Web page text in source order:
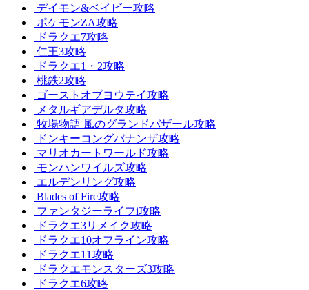
デイモン&ベイビー攻略
ポケモンZA攻略
ドラクエ7攻略
仁王3攻略
ドラクエ1・2攻略
桃鉄2攻略
ゴーストオブヨウテイ攻略
メタルギアデルタ攻略
牧場物語 風のグランドバザール攻略
ドンキーコングバナンザ攻略
マリオカートワールド攻略
モンハンワイルズ攻略
エルデンリング攻略
Blades of Fire攻略
ファンタジーライフi攻略
ドラクエ3リメイク攻略
ドラクエ10オフライン攻略
ドラクエ11攻略
ドラクエモンスターズ3攻略
ドラクエ6攻略